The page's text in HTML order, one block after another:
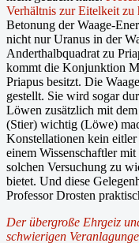
Verhältnis zur Eitelkeit zu
Betonung der Waage-
nicht nur Uranus in der
Anderthalbquadrat zu
kommt die Konjunktion
Priapus besitzt. Die
gestellt. Sie wird sogar
Löwen zusätzlich mit
(Stier) wichtig (Löwe)
Konstellationen kein
einem Wissenschaftler
solchen Versuchung zu
bietet. Und diese
Professor Drosten
Der übergroße Ehrgeiz
schwierigen